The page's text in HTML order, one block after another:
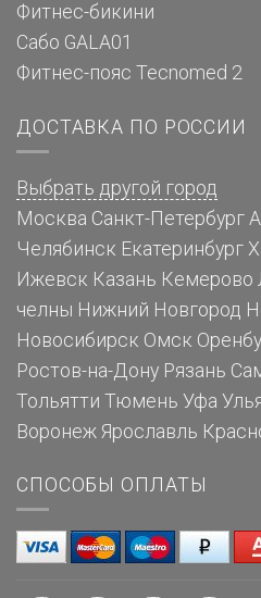
Фитнес-бикини
Сабо GALA01
Фитнес-пояс Tecnomed 2
ДОСТАВКА ПО РОССИИ
Выбрать другой город
Москва Санкт-Петербург
Челябинск Екатеринбург
Ижевск Казань Кемерово
челны Нижний Новгород
Новосибирск Омск
Ростов-на-Дону Рязань
Тольятти Тюмень Уфа
Воронеж Ярославль
СПОСОБЫ ОПЛАТЫ